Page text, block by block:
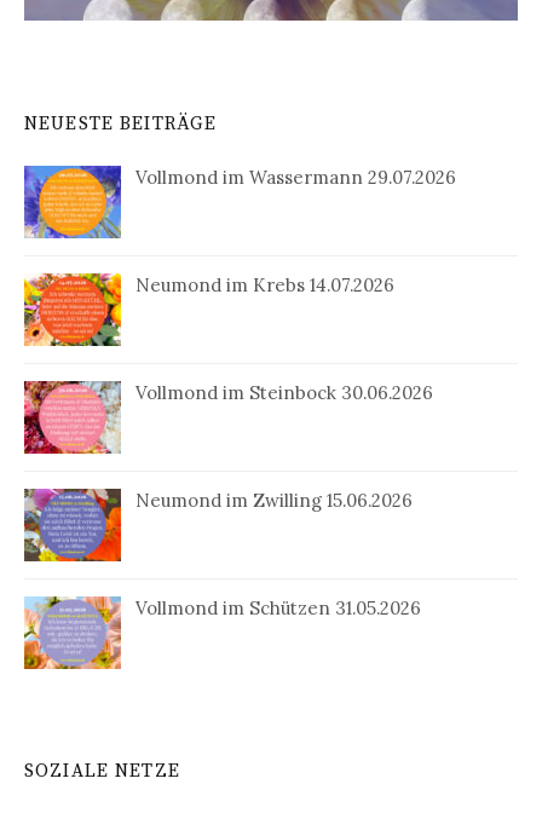
NEUESTE BEITRÄGE
Vollmond im Wassermann 29.07.2026
Neumond im Krebs 14.07.2026
Vollmond im Steinbock 30.06.2026
Neumond im Zwilling 15.06.2026
Vollmond im Schützen 31.05.2026
SOZIALE NETZE